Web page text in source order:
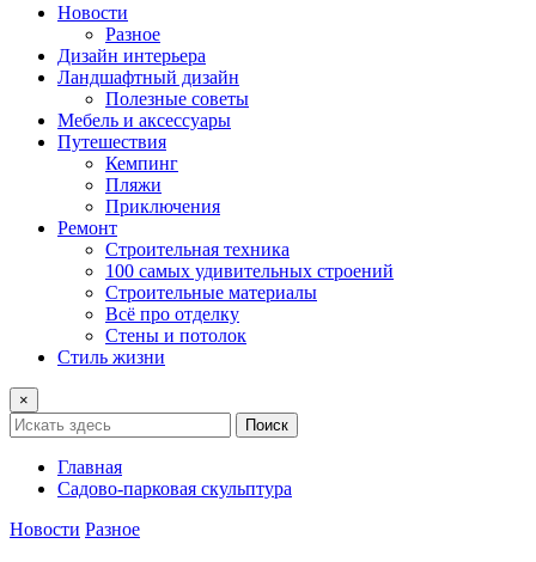
Новости
Разное
Дизайн интерьера
Ландшафтный дизайн
Полезные советы
Мебель и аксессуары
Путешествия
Кемпинг
Пляжи
Приключения
Ремонт
Строительная техника
100 самых удивительных строений
Строительные материалы
Всё про отделку
Стены и потолок
Стиль жизни
×
Поиск
Главная
Садово-парковая скульптура
Новости Разное